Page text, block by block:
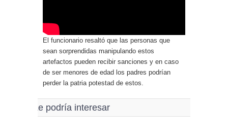
El funcionario resaltó que las personas que
sean sorprendidas manipulando estos
artefactos pueden recibir sanciones y en caso
de ser menores de edad los padres podrían
perder la patria potestad de estos.
Le podría interesar